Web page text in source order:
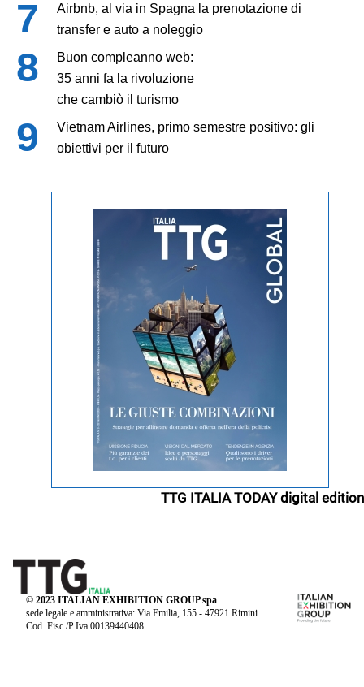
Airbnb, al via in Spagna la prenotazione di
transfer e auto a noleggio
Buon compleanno web:
35 anni fa la rivoluzione
che cambiò il turismo
Vietnam Airlines, primo semestre positivo: gli
obiettivi per il futuro
TTG ITALIA TODAY digital edition
© 2023 ITALIAN EXHIBITION GROUP spa
sede legale e amministrativa: Via Emilia, 155 - 47921 Rimini
Cod. Fisc./P.Iva 00139440408.